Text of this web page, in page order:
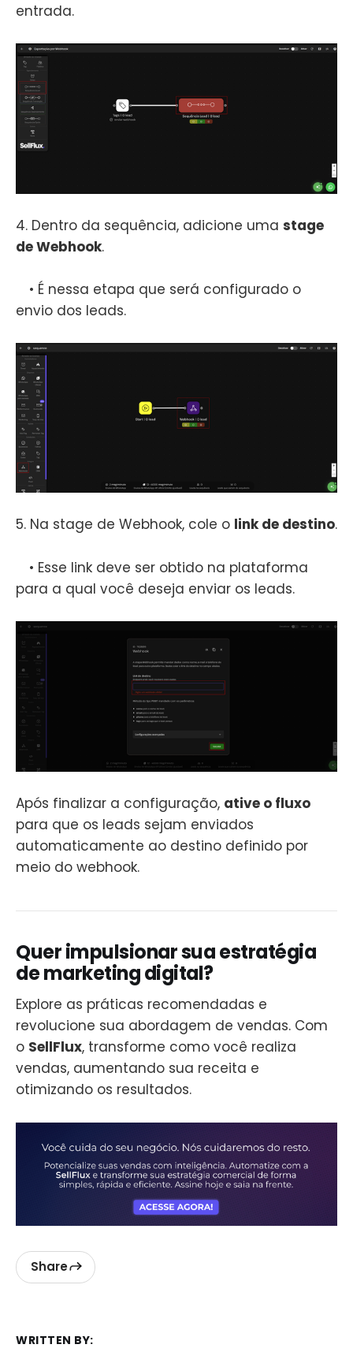
entrada.
4. Dentro da sequência, adicione uma stage
de Webhook.
• É nessa etapa que será configurado o
envio dos leads.
5. Na stage de Webhook, cole o link de destino.
• Esse link deve ser obtido na plataforma
para a qual você deseja enviar os leads.
Após finalizar a configuração, ative o fluxo
para que os leads sejam enviados
automaticamente ao destino definido por
meio do webhook.
Quer impulsionar sua estratégia
de marketing digital?
Explore as práticas recomendadas e
revolucione sua abordagem de vendas. Com
o SellFlux, transforme como você realiza
vendas, aumentando sua receita e
otimizando os resultados.
Share
WRITTEN BY: